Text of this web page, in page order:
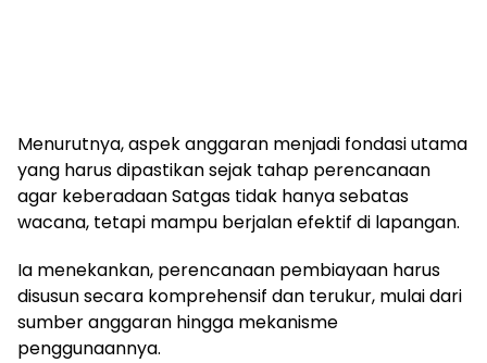
Menurutnya, aspek anggaran menjadi fondasi utama
yang harus dipastikan sejak tahap perencanaan
agar keberadaan Satgas tidak hanya sebatas
wacana, tetapi mampu berjalan efektif di lapangan.
Ia menekankan, perencanaan pembiayaan harus
disusun secara komprehensif dan terukur, mulai dari
sumber anggaran hingga mekanisme
penggunaannya.